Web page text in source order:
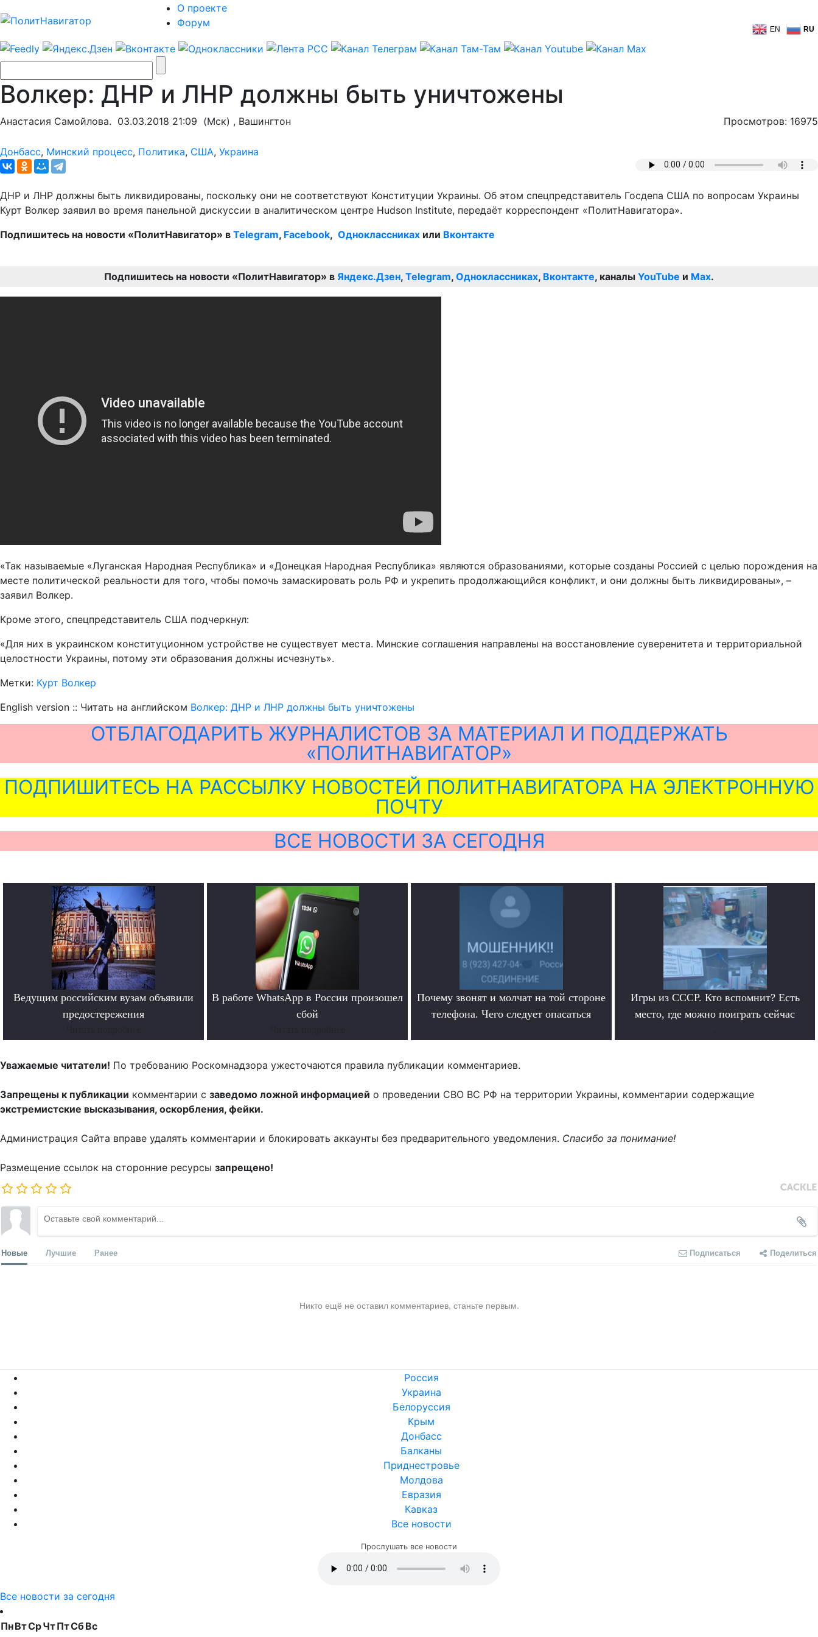
О проекте
Форум
EN RU
Волкер: ДНР и ЛНР должны быть уничтожены
Анастасия Самойлова. 03.03.2018 21:09 (Мск) , Вашингтон Просмотров: 16975
Донбасс, Минский процесс, Политика, США, Украина
ДНР и ЛНР должны быть ликвидированы, поскольку они не соответствуют Конституции Украины. Об этом спецпредставитель Госдепа США по вопросам Украины
Курт Волкер заявил во время панельной дискуссии в аналитическом центре Hudson Institute, передаёт корреспондент «ПолитНавигатора».
Подпишитесь на новости «ПолитНавигатор» в Telegram, Facebook, Одноклассниках или Вконтакте
Подпишитесь на новости «ПолитНавигатор» в Яндекс.Дзен, Telegram, Одноклассниках, Вконтакте, каналы YouTube и Max.
«Так называемые «Луганская Народная Республика» и «Донецкая Народная Республика» являются образованиями, которые созданы Россией с целью порождения на
месте политической реальности для того, чтобы помочь замаскировать роль РФ и укрепить продолжающийся конфликт, и они должны быть ликвидированы», –
заявил Волкер.
Кроме этого, спецпредставитель США подчеркнул:
«Для них в украинском конституционном устройстве не существует места. Минские соглашения направлены на восстановление суверенитета и территориальной
целостности Украины, потому эти образования должны исчезнуть».
Метки: Курт Волкер
English version :: Читать на английском Волкер: ДНР и ЛНР должны быть уничтожены
ОТБЛАГОДАРИТЬ ЖУРНАЛИСТОВ ЗА МАТЕРИАЛ И ПОДДЕРЖАТЬ
«ПОЛИТНАВИГАТОР»
ПОДПИШИТЕСЬ НА РАССЫЛКУ НОВОСТЕЙ ПОЛИТНАВИГАТОРА НА ЭЛЕКТРОННУЮ
ПОЧТУ
ВСЕ НОВОСТИ ЗА СЕГОДНЯ
Ведущим российским вузам объявили
предостережения
В работе WhatsApp в России произошел
сбой
Почему звонят и молчат на той стороне
телефона. Чего следует опасаться
Игры из СССР. Кто вспомнит? Есть
место, где можно поиграть сейчас
Уважаемые читатели! По требованию Роскомнадзора ужесточаются правила публикации комментариев.
Запрещены к публикации комментарии с заведомо ложной информацией о проведении СВО ВС РФ на территории Украины, комментарии содержащие
экстремистские высказывания, оскорбления, фейки.
Администрация Сайта вправе удалять комментарии и блокировать аккаунты без предварительного уведомления. Спасибо за понимание!
Размещение ссылок на сторонние ресурсы запрещено!
Новые Лучшие Ранее Подписаться Поделиться
Никто ещё не оставил комментариев, станьте первым.
Россия
Украина
Белоруссия
Крым
Донбасс
Балканы
Приднестровье
Молдова
Евразия
Кавказ
Все новости
Прослушать все новости
Все новости за сегодня
ПнВтСрЧтПтСбВс